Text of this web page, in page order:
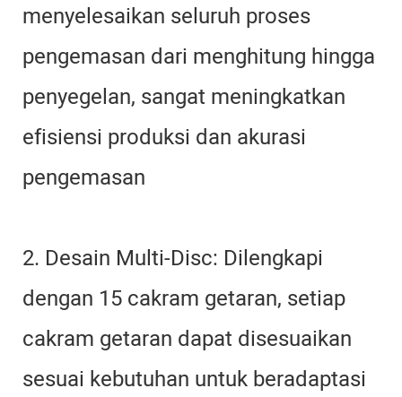
menyelesaikan seluruh proses
pengemasan dari menghitung hingga
penyegelan, sangat meningkatkan
efisiensi produksi dan akurasi
pengemasan
2. Desain Multi-Disc: Dilengkapi
dengan 15 cakram getaran, setiap
cakram getaran dapat disesuaikan
sesuai kebutuhan untuk beradaptasi